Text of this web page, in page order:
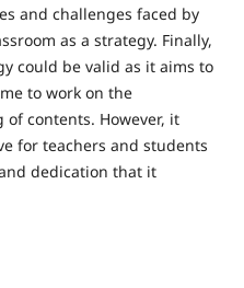
and challenges faced by
as a strategy. Finally,
could be valid as it aims to
to work on the
contents. However, it
for teachers and students
dedication that it